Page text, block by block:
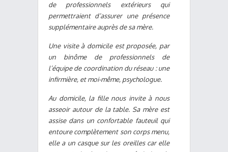
de professionnels extérieurs qui
permettraient d’assurer une présence
supplémentaire auprès de sa mère.
Une visite à domicile est proposée, par
un binôme de professionnels de
l’équipe de coordination du réseau : une
infirmière, et moi-même, psychologue.
Au domicile, la fille nous invite à nous
asseoir autour de la table. Sa mère est
assise dans un confortable fauteuil qui
entoure complètement son corps menu,
elle a un casque sur les oreilles car elle